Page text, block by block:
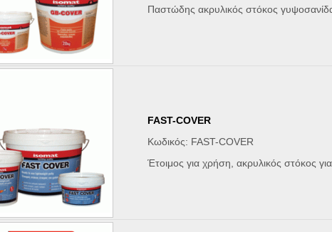
Παστώδης ακρυλικός στόκος
FAST-COVER
Κωδικός: FAST-COVER
Έτοιμος για χρήση, ακρυλικός στόκος